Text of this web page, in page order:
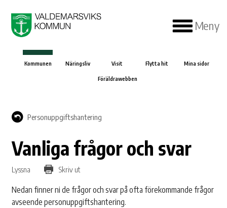
Meny
Kommunen Näringsliv Visit Flytta hit Mina sidor
Föräldrawebben
Personuppgiftshantering
Vanliga frågor och svar
Lyssna Skriv ut
Nedan finner ni de frågor och svar på ofta förekommande frågor
avseende personuppgiftshantering.